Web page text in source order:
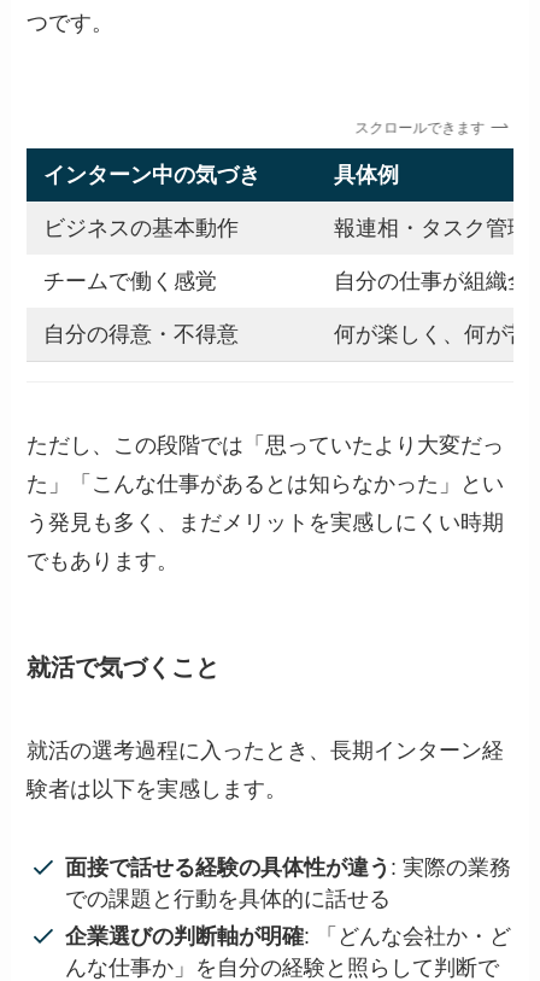
つです。
スクロールできます
インターン中の気づき 具体例
ビジネスの基本動作 報連相・タスク管理
チームで働く感覚 自分の仕事が組織全
自分の得意・不得意 何が楽しく、何が苦
ただし、この段階では「思っていたより大変だっ
た」「こんな仕事があるとは知らなかった」とい
う発見も多く、まだメリットを実感しにくい時期
でもあります。
就活で気づくこと
就活の選考過程に入ったとき、長期インターン経
験者は以下を実感します。
面接で話せる経験の具体性が違う : 実際の業務
での課題と行動を具体的に話せる
企業選びの判断軸が明確: 「どんな会社か・ど
んな仕事か」を自分の経験と照らして判断で